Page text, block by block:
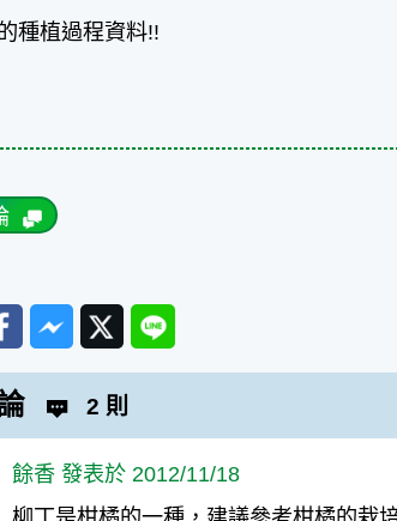
種植過程資料!!
Messenger
TwitterLine
2 則
餘香 發表於 2012/11/18